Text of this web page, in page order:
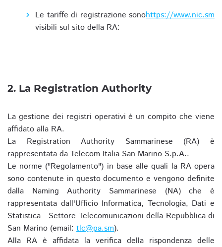
Le tariffe di registrazione sono
visibili sul sito della RA:
https://www.nic.sm
2. La Registration Authority
La gestione dei registri operativi è un compito che viene
affidato alla RA.
La Registration Authority Sammarinese (RA) è
rappresentata da Telecom Italia San Marino S.p.A..
Le norme ("Regolamento") in base alle quali la RA opera
sono contenute in questo documento e vengono definite
dalla Naming Authority Sammarinese (NA) che è
rappresentata dall'Ufficio Informatica, Tecnologia, Dati e
Statistica - Settore Telecomunicazioni della Repubblica di
San Marino (email: tlc@pa.sm).
Alla RA è affidata la verifica della rispondenza delle